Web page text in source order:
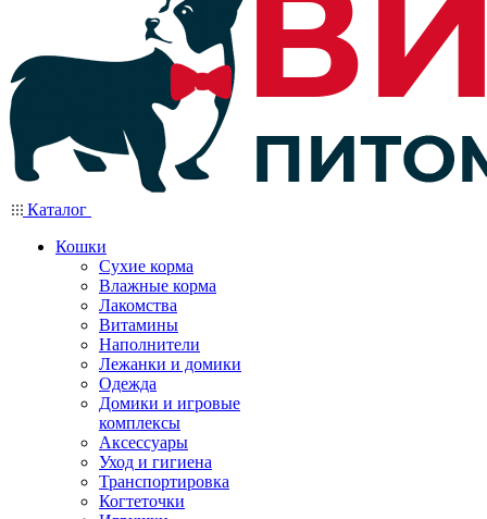
Каталог
Кошки
Сухие корма
Влажные корма
Лакомства
Витамины
Наполнители
Лежанки и домики
Одежда
Домики и игровые
комплексы
Аксессуары
Уход и гигиена
Транспортировка
Когтеточки